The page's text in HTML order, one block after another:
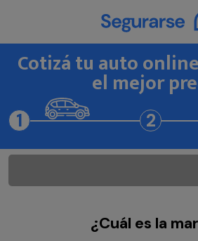
Cotizá tu auto
el mejor
1 2
¿Cuál es la